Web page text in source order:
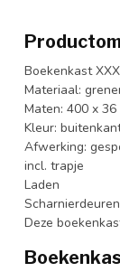
Boekenkast
Materiaal:
Maten: 400 x 36
Kleur:
Afwerking:
incl. trapje
Laden
Scharnierdeuren
Deze